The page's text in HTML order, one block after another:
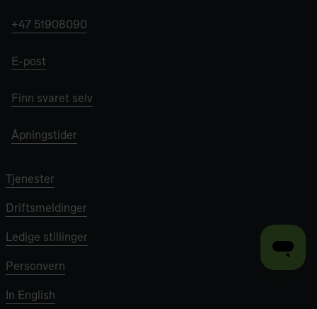
+47 51908090
E-post
Finn svaret selv
Åpningstider
Tjenester
Driftsmeldinger
Ledige stillinger
Personvern
In English